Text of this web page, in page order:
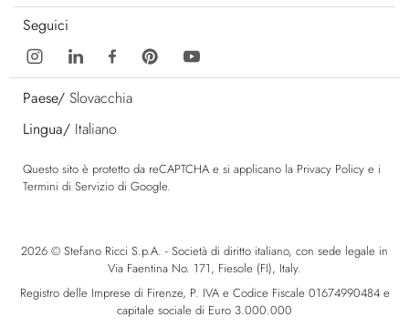
Seguici
Paese/ Slovacchia
Lingua/ Italiano
Questo sito è protetto da reCAPTCHA e si applicano la Privacy Policy e i
Termini di Servizio di Google.
2026 © Stefano Ricci S.p.A. - Società di diritto italiano, con sede legale in
Via Faentina No. 171, Fiesole (FI), Italy.
Registro delle Imprese di Firenze, P. IVA e Codice Fiscale 01674990484 e
capitale sociale di Euro 3.000.000